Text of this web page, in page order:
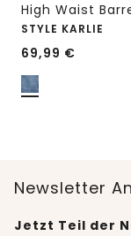
STYLE KARLIE
69,99 €
Newsletter
Jetzt Teil der